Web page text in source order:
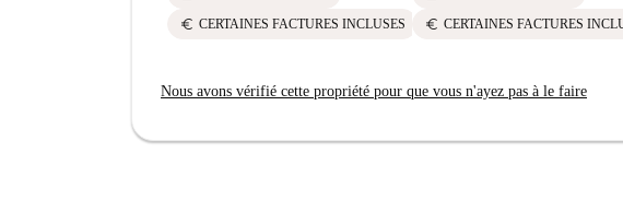
euro CERTAINES FACTURES INCLUSES euro CERTAINES FACTURES
Nous avons vérifié cette propriété pour que vous n'ayez pas à le faire